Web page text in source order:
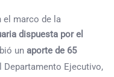
el marco de la
dispuesta por el
un aporte de 65
Departamento Ejecutivo,